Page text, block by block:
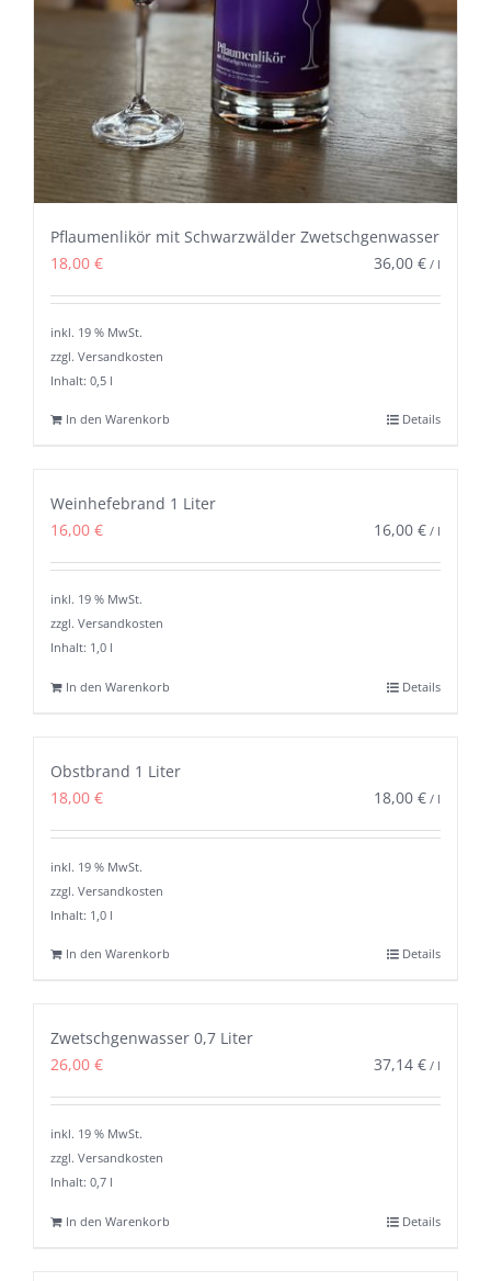
Pflaumenlikör mit Schwarzwälder Zwetschgenwasser
18,00 € 36,00 € / l
inkl. 19 % MwSt.
zzgl. Versandkosten
Inhalt: 0,5 l
In den Warenkorb Details
Weinhefebrand 1 Liter
16,00 € 16,00 € / l
inkl. 19 % MwSt.
zzgl. Versandkosten
Inhalt: 1,0 l
In den Warenkorb Details
Obstbrand 1 Liter
18,00 € 18,00 € / l
inkl. 19 % MwSt.
zzgl. Versandkosten
Inhalt: 1,0 l
In den Warenkorb Details
Zwetschgenwasser 0,7 Liter
26,00 € 37,14 € / l
inkl. 19 % MwSt.
zzgl. Versandkosten
Inhalt: 0,7 l
In den Warenkorb Details